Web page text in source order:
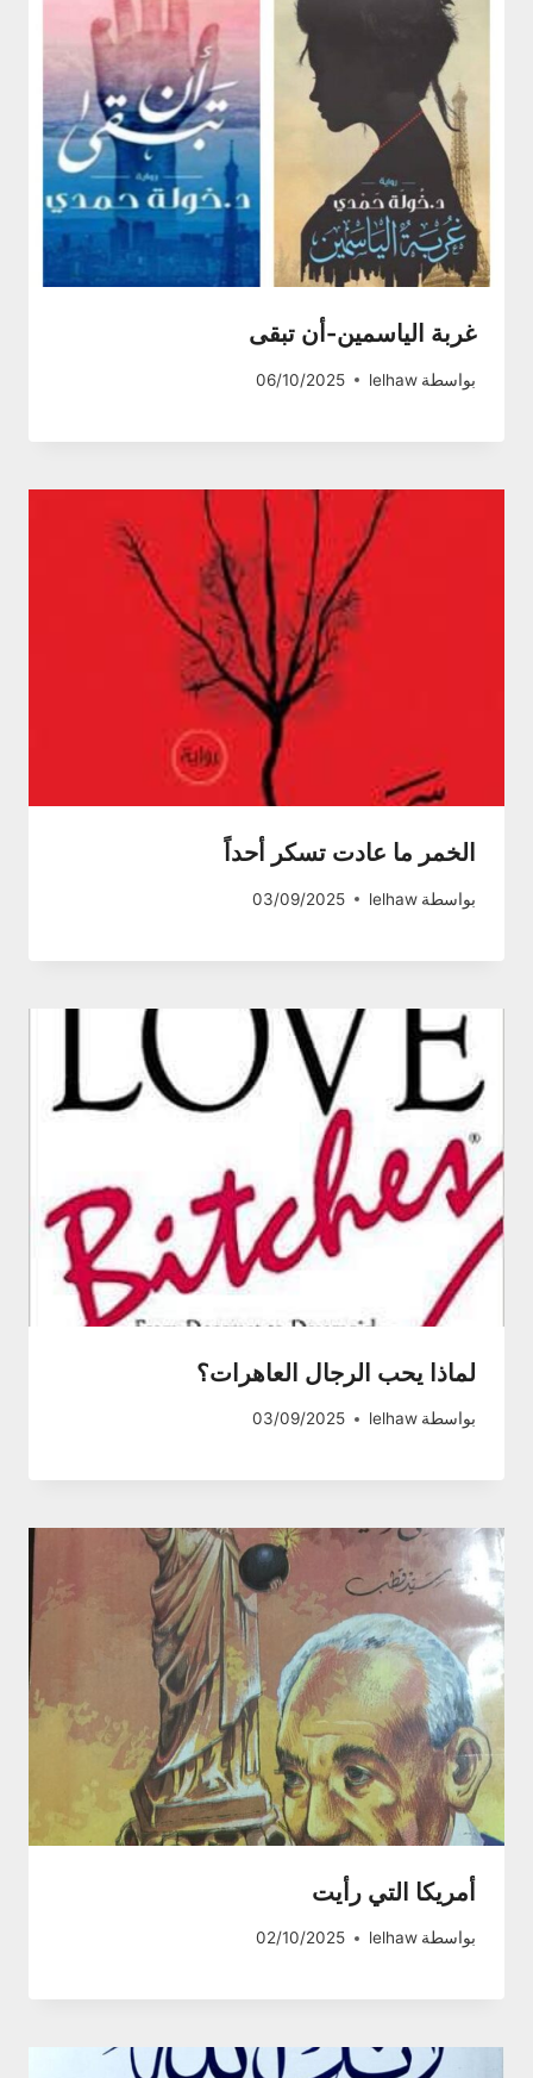
غربة الياسمين-أن تبقى
بواسطة lelhaw
06/10/2025
الخمر ما عادت تسكر أحداً
بواسطة lelhaw
03/09/2025
لماذا يحب الرجال العاهرات؟
بواسطة lelhaw
03/09/2025
أمريكا التي رأيت
بواسطة lelhaw
02/10/2025